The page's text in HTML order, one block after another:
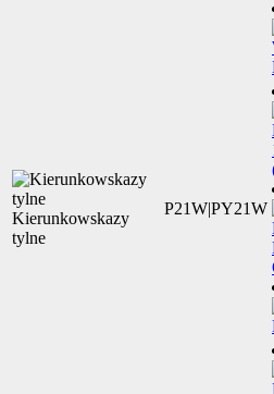
Kierunkowskazy
tylne
P21W|PY21W